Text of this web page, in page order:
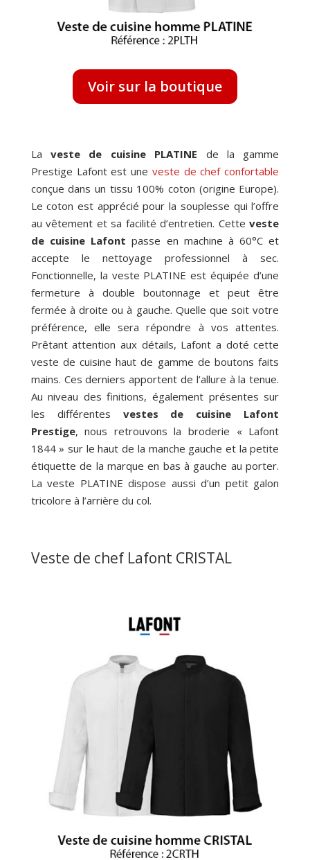
Voir sur la boutique
Laveste de cuisine PLATINE de la gamme
Prestige Lafont est une veste de chef confortable
conçue dans un tissu 100% coton (origine Europe).
Le coton est apprécié pour la souplesse qui l’offre
au vêtement et sa facilité d’entretien. Cetteveste
de cuisine Lafont passe en machine à 60°C et
accepte le nettoyage professionnel à sec.
Fonctionnelle, la veste PLATINE est équipée d’une
fermeture à double boutonnage et peut être
fermée à droite ou à gauche. Quelle que soit votre
préférence, elle sera répondre à vos attentes.
Prêtant attention aux détails, Lafont a doté cette
veste de cuisine haut de gamme de boutons faits
mains. Ces derniers apportent de l’allure à la tenue.
Au niveau des finitions, également présentes sur
les différentes vestes de cuisine Lafont
Prestige, nous retrouvons la broderie « Lafont
1844 » sur le haut de la manche gauche et la petite
étiquette de la marque en bas à gauche au porter.
La veste PLATINE dispose aussi d’un petit galon
tricolore à l’arrière du col.
Veste de chef Lafont CRISTAL